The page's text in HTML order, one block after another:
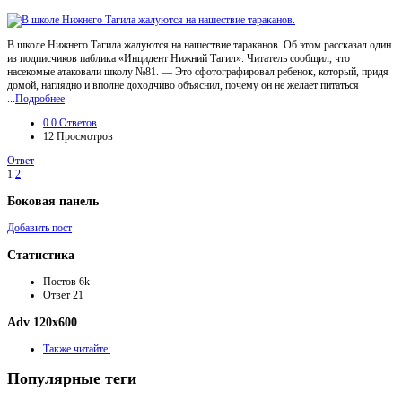
В школе Нижнего Тагила жалуются на нашествие тараканов. Об этом рассказал один
из подписчиков паблика «Инцидент Нижний Тагил». Читатель сообщил, что
насекомые атаковали школу №81. — Это сфотографировал ребенок, который, придя
домой, наглядно и вполне доходчиво объяснил, почему он не желает питаться
Подробнее
0 0 Ответов
12 Просмотров
Ответ
1 2
Боковая панель
Добавить пост
Статистика
Постов 6k
Ответ 21
Adv 120x600
Также читайте:
Популярные теги